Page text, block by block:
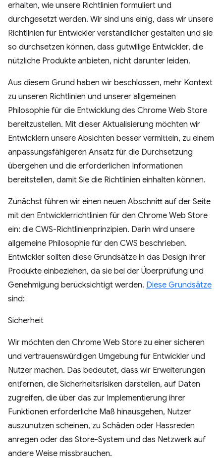
erhalten, wie unsere Richtlinien formuliert und
durchgesetzt werden. Wir sind uns einig, dass wir unsere
Richtlinien für Entwickler verständlicher gestalten und sie
so durchsetzen können, dass gutwillige Entwickler, die
nützliche Produkte anbieten, nicht darunter leiden.
Aus diesem Grund haben wir beschlossen, mehr Kontext
zu unseren Richtlinien und unserer allgemeinen
Philosophie für die Entwicklung des Chrome Web Store
bereitzustellen. Mit dieser Aktualisierung möchten wir
Entwicklern unsere Absichten besser vermitteln, zu einem
anpassungsfähigeren Ansatz für die Durchsetzung
übergehen und die erforderlichen Informationen
bereitstellen, damit Sie die Richtlinien einhalten können.
Zunächst führen wir einen neuen Abschnitt auf der Seite
mit den Entwicklerrichtlinien für den Chrome Web Store
ein: die CWS-Richtlinienprinzipien. Darin wird unsere
allgemeine Philosophie für den CWS beschrieben.
Entwickler sollten diese Grundsätze in das Design ihrer
Produkte einbeziehen, da sie bei der Überprüfung und
Genehmigung berücksichtigt werden. Diese Grundsätze
sind:
Sicherheit
Wir möchten den Chrome Web Store zu einer sicheren
und vertrauenswürdigen Umgebung für Entwickler und
Nutzer machen. Das bedeutet, dass wir Erweiterungen
entfernen, die Sicherheitsrisiken darstellen, auf Daten
zugreifen, die über das zur Implementierung ihrer
Funktionen erforderliche Maß hinausgehen, Nutzer
auszunutzen scheinen, zu Schäden oder Hassreden
anregen oder das Store-System und das Netzwerk auf
andere Weise missbrauchen.